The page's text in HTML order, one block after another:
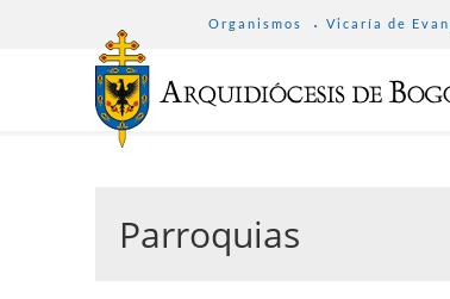
MENU
Organismos Vicaría de
Parroquias